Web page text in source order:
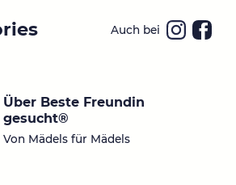
Auch bei
Über Beste Freundin
gesucht®
Von Mädels für Mädels